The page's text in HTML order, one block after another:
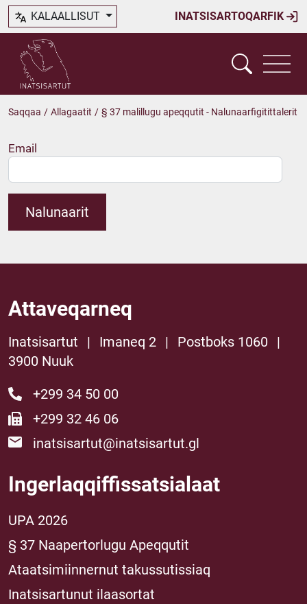
INATSISARTOQARFIK
KALAALLISUT
Saqqaa / Allagaatit / § 37 malillugu apeqqutit - Nalunaarfigitittalerit
Email
Attaveqarneq
Inatsisartut | Imaneq 2 | Postboks 1060
|
3900 Nuuk
+299 34 50 00
+299 32 46 06
inatsisartut@inatsisartut.gl
Ingerlaqqiffissatsialaat
UPA 2026
§ 37 Naapertorlugu Apeqqutit
Ataatsimiinnernut takussutissiaq
Inatsisartunut ilaasortat